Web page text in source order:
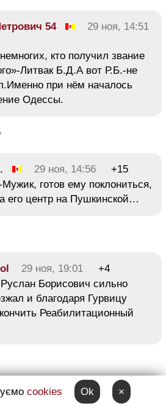
54
29 ноя, 14:51
кто получил звание
Литвак Б.Д.А вот Р.Б.-не
при нём началось
Одессы.
29 ноя, 14:56
+15
готов ему поклониться,
его центр на Пушкинской…
29 ноя, 19:01
+4
Борисович сильно
и благодаря Гурвицу
Реабилитационный
29 ноя, 15:06 +10
cookies Ok ×